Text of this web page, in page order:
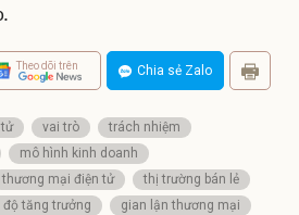
Theo dõi trên Chia sẻ Zalo
vai trò
trách nhiệm
mô hình kinh doanh
thương mại điện tử
thị trường bán lẻ
tăng trưởng
gian lận thương mại